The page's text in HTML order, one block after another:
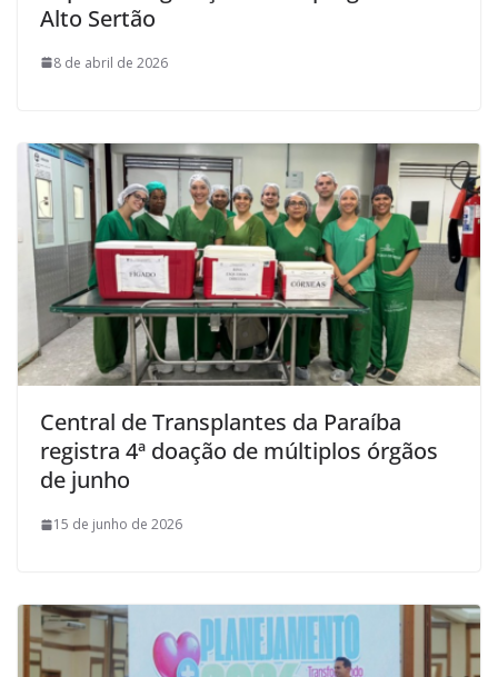
Alto Sertão
8 de abril de 2026
Central de Transplantes da Paraíba
registra 4ª doação de múltiplos órgãos
de junho
15 de junho de 2026